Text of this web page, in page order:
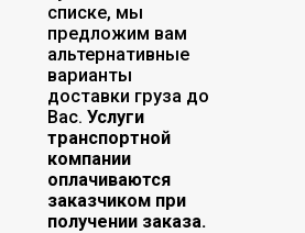
списке, мы
предложим вам
альтернативные
варианты
доставки груза до
Вас. Услуги
транспортной
компании
оплачиваются
заказчиком при
получении заказа.